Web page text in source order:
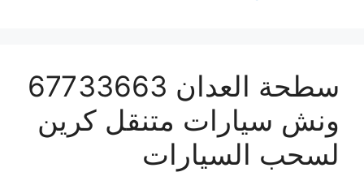
سطحة العدان 67733663
ونش سيارات متنقل كرين
لسحب السيارات